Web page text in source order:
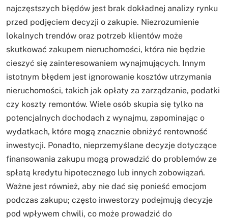
najczęstszych błędów jest brak dokładnej analizy rynku
przed podjęciem decyzji o zakupie. Niezrozumienie
lokalnych trendów oraz potrzeb klientów może
skutkować zakupem nieruchomości, która nie będzie
cieszyć się zainteresowaniem wynajmujących. Innym
istotnym błędem jest ignorowanie kosztów utrzymania
nieruchomości, takich jak opłaty za zarządzanie, podatki
czy koszty remontów. Wiele osób skupia się tylko na
potencjalnych dochodach z wynajmu, zapominając o
wydatkach, które mogą znacznie obniżyć rentowność
inwestycji. Ponadto, nieprzemyślane decyzje dotyczące
finansowania zakupu mogą prowadzić do problemów ze
spłatą kredytu hipotecznego lub innych zobowiązań.
Ważne jest również, aby nie dać się ponieść emocjom
podczas zakupu; często inwestorzy podejmują decyzje
pod wpływem chwili, co może prowadzić do